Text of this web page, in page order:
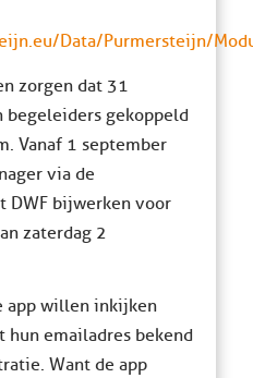
Data/Purmersteijn/
zorgen dat 31
begeleiders gekoppeld
Vanaf 1 september
via de
DWF bijwerken voor
zaterdag 2
app willen inkijken
hun emailadres bekend
Want de app